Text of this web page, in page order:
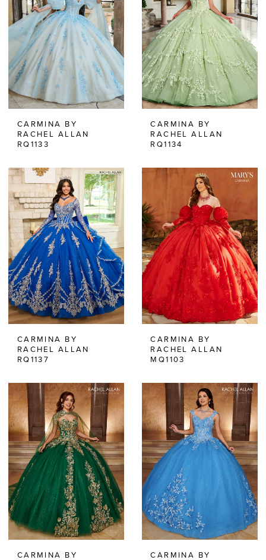
CARMINA BY
RACHEL ALLAN
RQ1133
CARMINA BY
RACHEL ALLAN
RQ1134
CARMINA BY
RACHEL ALLAN
RQ1137
CARMINA BY
RACHEL ALLAN
MQ1103
CARMINA BY CARMINA BY